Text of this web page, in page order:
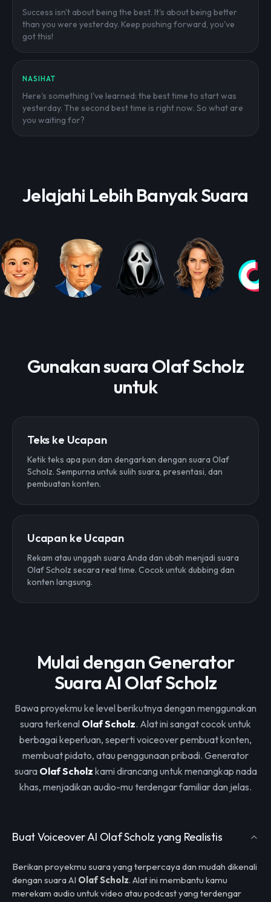
Success isn't about being the best. It's about being better
than you were yesterday. Keep pushing forward, you've
got this!
NASIHAT
Here's something I've learned: the best time to start was
yesterday. The second best time is right now. So what are
you waiting for?
Jelajahi Lebih Banyak Suara
Gunakan suara Olaf Scholz
untuk
Teks ke Ucapan
Ketik teks apa pun dan dengarkan dengan suara Olaf
Scholz. Sempurna untuk sulih suara, presentasi, dan
pembuatan konten.
Ucapan ke Ucapan
Rekam atau unggah suara Anda dan ubah menjadi suara
Olaf Scholz secara real time. Cocok untuk dubbing dan
konten langsung.
Mulai dengan Generator
Suara AI Olaf Scholz
Bawa proyekmu ke level berikutnya dengan menggunakan
suara terkenal Olaf Scholz. Alat ini sangat cocok untuk
berbagai keperluan, seperti voiceover pembuat konten,
membuat pidato, atau penggunaan pribadi. Generator
suara Olaf Scholz kami dirancang untuk menangkap nada
khas, menjadikan audio-mu terdengar familiar dan jelas.
Buat Voiceover AI Olaf Scholz yang Realistis
Berikan proyekmu suara yang terpercaya dan mudah dikenali
dengan suara AI Olaf Scholz. Alat ini membantu kamu
merekam audio untuk video atau podcast yang terdengar